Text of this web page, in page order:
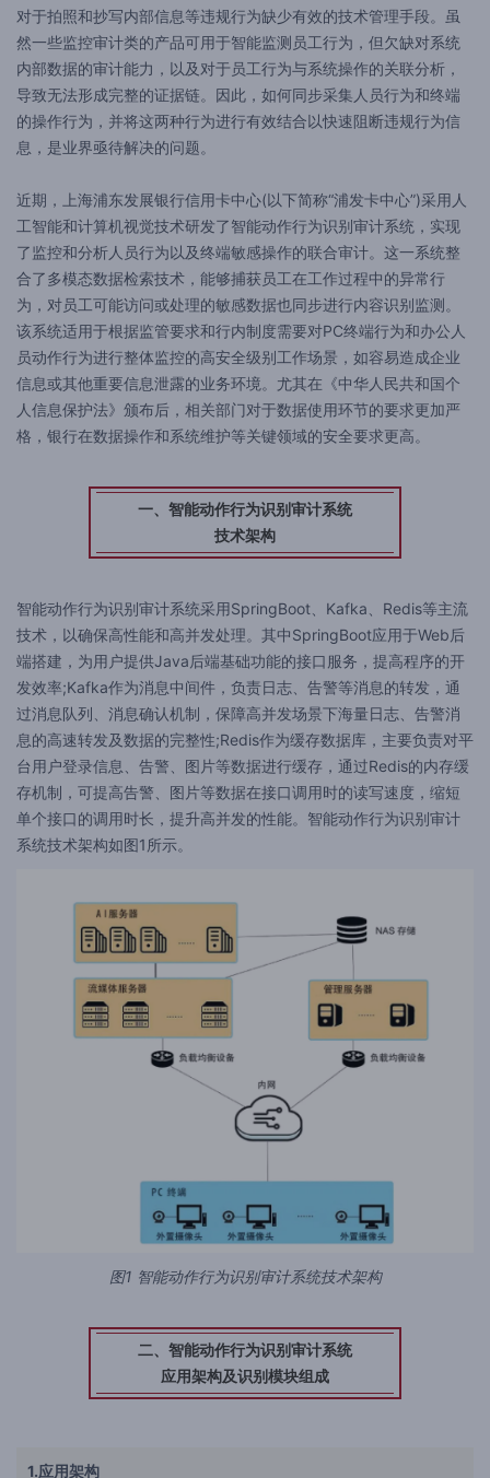
对于拍照和抄写内部信息等违规行为缺少有效的技术管理手段。虽
然一些监控审计类的产品可用于智能监测员工行为，但欠缺对系统
内部数据的审计能力，以及对于员工行为与系统操作的关联分析，
导致无法形成完整的证据链。因此，如何同步采集人员行为和终端
的操作行为，并将这两种行为进行有效结合以快速阻断违规行为信
息，是业界亟待解决的问题。
近期，上海浦东发展银行信用卡中心(以下简称“浦发卡中心”)采用人
工智能和计算机视觉技术研发了智能动作行为识别审计系统，实现
了监控和分析人员行为以及终端敏感操作的联合审计。这一系统整
合了多模态数据检索技术，能够捕获员工在工作过程中的异常行
为，对员工可能访问或处理的敏感数据也同步进行内容识别监测。
该系统适用于根据监管要求和行内制度需要对PC终端行为和办公人
员动作行为进行整体监控的高安全级别工作场景，如容易造成企业
信息或其他重要信息泄露的业务环境。尤其在《中华人民共和国个
人信息保护法》颁布后，相关部门对于数据使用环节的要求更加严
格，银行在数据操作和系统维护等关键领域的安全要求更高。
一、智能动作行为识别审计系统
技术架构
智能动作行为识别审计系统采用SpringBoot、Kafka、Redis等主流
技术，以确保高性能和高并发处理。其中SpringBoot应用于Web后
端搭建，为用户提供Java后端基础功能的接口服务，提高程序的开
发效率;Kafka作为消息中间件，负责日志、告警等消息的转发，通
过消息队列、消息确认机制，保障高并发场景下海量日志、告警消
息的高速转发及数据的完整性;Redis作为缓存数据库，主要负责对平
台用户登录信息、告警、图片等数据进行缓存，通过Redis的内存缓
存机制，可提高告警、图片等数据在接口调用时的读写速度，缩短
单个接口的调用时长，提升高并发的性能。智能动作行为识别审计
系统技术架构如图1所示。
图1 智能动作行为识别审计系统技术架构
二、智能动作行为识别审计系统
应用架构及识别模块组成
1.应用架构